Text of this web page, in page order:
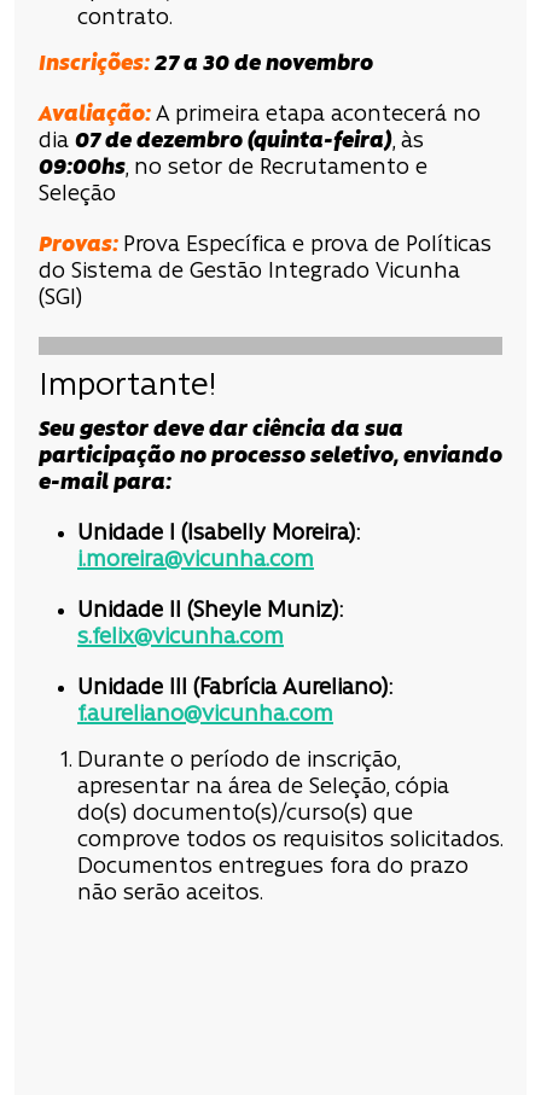
contrato.
Inscrições: 27 a 30 de novembro
Avaliação: A primeira etapa acontecerá no
dia 07 de dezembro (quinta-feira), às
09:00hs, no setor de Recrutamento e
Seleção
Provas: Prova Específica e prova de Políticas
do Sistema de Gestão Integrado Vicunha
(SGI)
Importante!
Seu gestor deve dar ciência da sua
participação no processo seletivo, enviando
e-mail para:
Unidade I (Isabelly Moreira):
i.moreira@vicunha.com
Unidade II (Sheyle Muniz):
s.felix@vicunha.com
Unidade III (Fabrícia Aureliano):
f.aureliano@vicunha.com
Durante o período de inscrição,
apresentar na área de Seleção, cópia
do(s) documento(s)/curso(s) que
comprove todos os requisitos solicitados.
Documentos entregues fora do prazo
não serão aceitos.